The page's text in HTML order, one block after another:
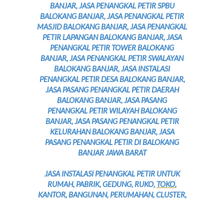
BANJAR, JASA PENANGKAL PETIR SPBU
BALOKANG BANJAR, JASA PENANGKAL PETIR
MASJID BALOKANG BANJAR, JASA PENANGKAL
PETIR LAPANGAN BALOKANG BANJAR, JASA
PENANGKAL PETIR TOWER BALOKANG
BANJAR, JASA PENANGKAL PETIR SWALAYAN
BALOKANG BANJAR, JASA INSTALASI
PENANGKAL PETIR DESA BALOKANG BANJAR,
JASA PASANG PENANGKAL PETIR DAERAH
BALOKANG BANJAR, JASA PASANG
PENANGKAL PETIR WILAYAH BALOKANG
BANJAR, JASA PASANG PENANGKAL PETIR
KELURAHAN BALOKANG BANJAR, JASA
PASANG PENANGKAL PETIR DI BALOKANG
BANJAR JAWA BARAT
JASA INSTALASI PENANGKAL PETIR UNTUK
RUMAH, PABRIK, GEDUNG, RUKO, TOKO,
KANTOR, BANGUNAN, PERUMAHAN, CLUSTER,